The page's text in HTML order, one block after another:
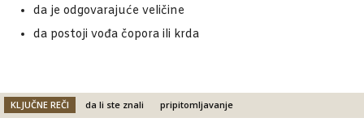
da je odgovarajuće veličine
da postoji vođa čopora ili krda
KLJUČNE REČI da li ste znali pripitomljavanje